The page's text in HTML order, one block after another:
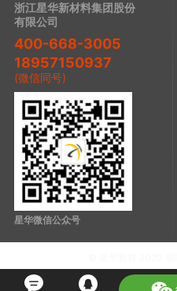
浙江星华新材料集团股份
有限公司
400-668-3005
18957150937
(微信同号)
星华微信公众号